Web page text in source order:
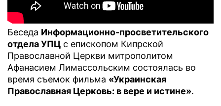
Беседа Информационно-просветительского
отдела УПЦ с епископом Кипрской
Православной Церкви митрополитом
Афанасием Лимассольским состоялась во
время съемок фильма «Украинская
Православная Церковь: в вере и истине».